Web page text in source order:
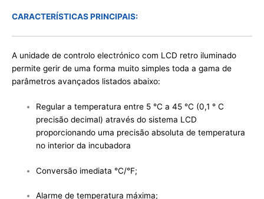
CARACTERÍSTICAS PRINCIPAIS:
A unidade de controlo electrónico com LCD retro iluminado
permite gerir de uma forma muito simples toda a gama de
parâmetros avançados listados abaixo:
Regular a temperatura entre 5 °C a 45 °C (0,1 ° C
precisão decimal) através do sistema LCD
proporcionando uma precisão absoluta de temperatura
no interior da incubadora
Conversão imediata °C/°F;
Alarme de temperatura máxima;